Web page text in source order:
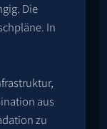
Die
In
aus
zu